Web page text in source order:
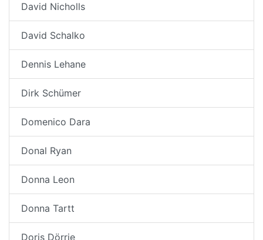
David Nicholls
David Schalko
Dennis Lehane
Dirk Schümer
Domenico Dara
Donal Ryan
Donna Leon
Donna Tartt
Doris Dörrie